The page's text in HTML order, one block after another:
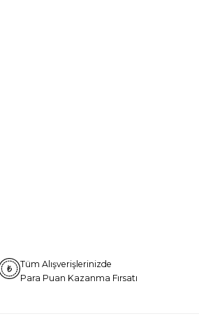
Tüm Alışverişlerinizde
Para Puan Kazanma Fırsatı